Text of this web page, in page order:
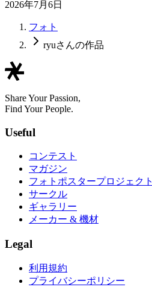
2026年7月6日
フォト
ryuさんの作品
Share Your Passion,
Find Your People.
Useful
コンテスト
マガジン
フォトポスタープロジェクト
サークル
ギャラリー
メーカー & 機材
Legal
利用規約
プライバシーポリシー